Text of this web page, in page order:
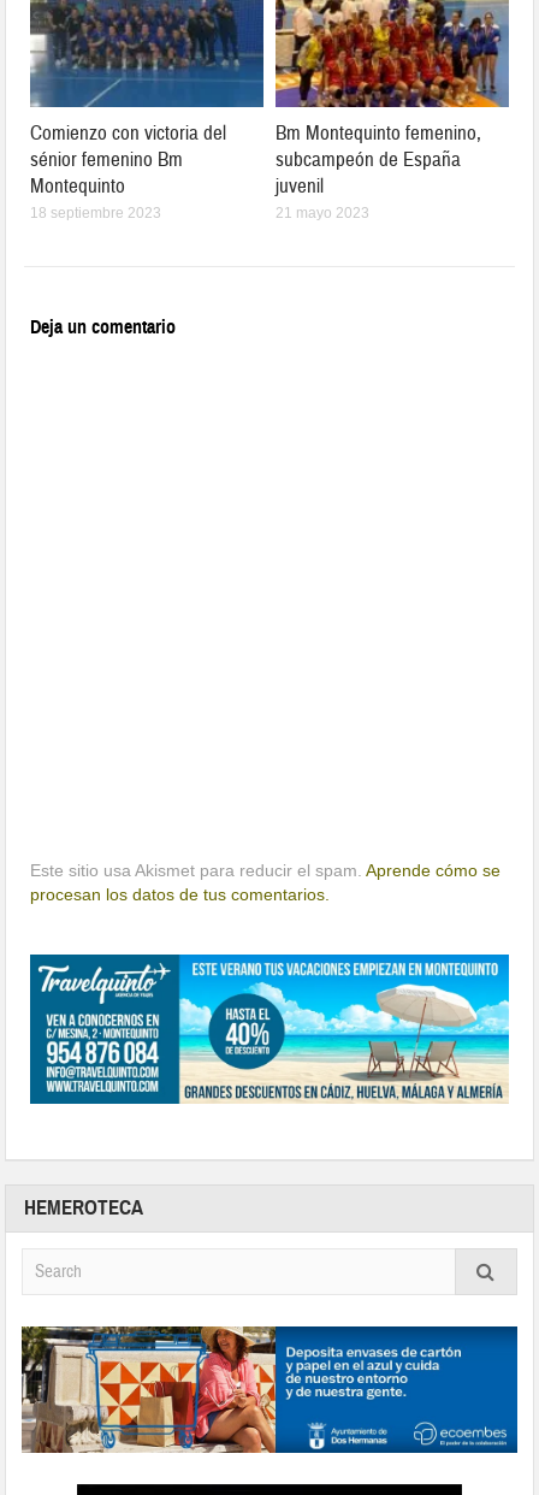
Comienzo con victoria del
sénior femenino Bm
Montequinto
18 septiembre 2023
Bm Montequinto femenino,
subcampeón de España
juvenil
21 mayo 2023
Deja un comentario
Este sitio usa Akismet para reducir el spam.Aprende cómo se
procesan los datos de tus comentarios.
HEMEROTECA